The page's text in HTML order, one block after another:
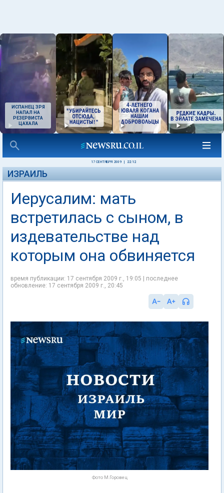
ИСПАНЕЦ ЗРЯ
НАПАЛ НА
РЕЗЕРВИСТА
ЦАХАЛА
17 СЕНТЯБРЯ 2009 22:12
ИЗРАИЛЬ
Иерусалим: мать
встретилась с сыном, в
издевательстве над
которым она обвиняется
время публикации: 17 сентября 2009 г., 19:05 | последнее
обновление: 17 сентября 2009 г., 20:45
Фото М.Горовец